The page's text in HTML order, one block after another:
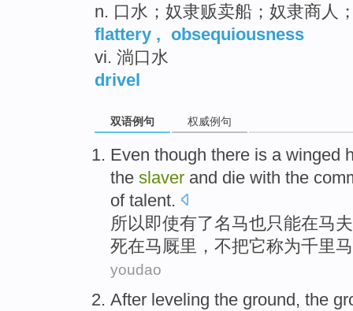
n. 口水；奴隶贩卖船；奴隶商人
flattery , obsequiousness
vi. 淌口水
drivel
双语例句 权威例句
Even though there is a winged
the slaver and die with the
of talent.
所以即使有了名马也只能在马
死在马厩里， 不把它称为千里
youdao
After leveling the ground , the